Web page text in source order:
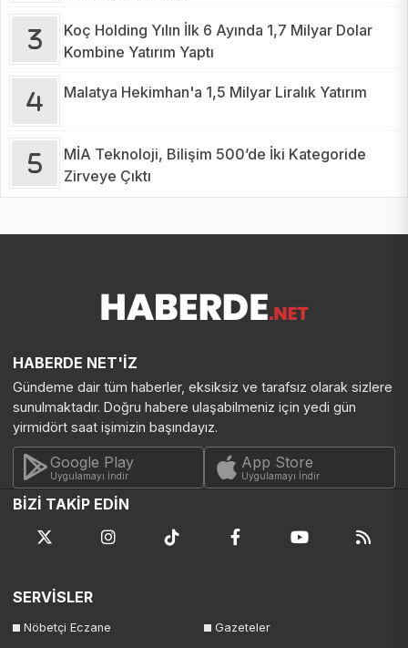
Koç Holding Yılın İlk 6 Ayında 1,7 Milyar Dolar
Kombine Yatırım Yaptı
Malatya Hekimhan'a 1,5 Milyar Liralık Yatırım
MİA Teknoloji, Bilişim 500’de İki Kategoride
Zirveye Çıktı
HABERDE NET'İZ
Gündeme dair tüm haberler, eksiksiz ve tarafsız olarak sizlere
sunulmaktadır. Doğru habere ulaşabilmeniz için yedi gün
yirmidört saat işimizin başındayız.
Google Play
Uygulamayı İndir
App Store
Uygulamayı İndir
BİZİ TAKİP EDİN
SERVİSLER
Nöbetçi Eczane Gazeteler